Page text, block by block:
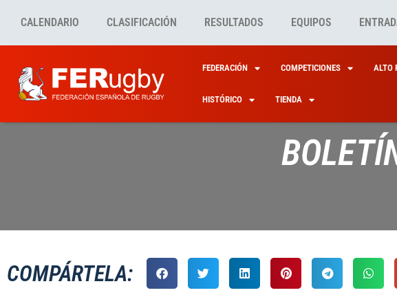
CALENDARIO CLASIFICACIÓN RESULTADOS EQUIPOS
FEDERACIÓN COMPETICIONES ALTO
HISTÓRICO TIENDA
COMPÁRTELA: